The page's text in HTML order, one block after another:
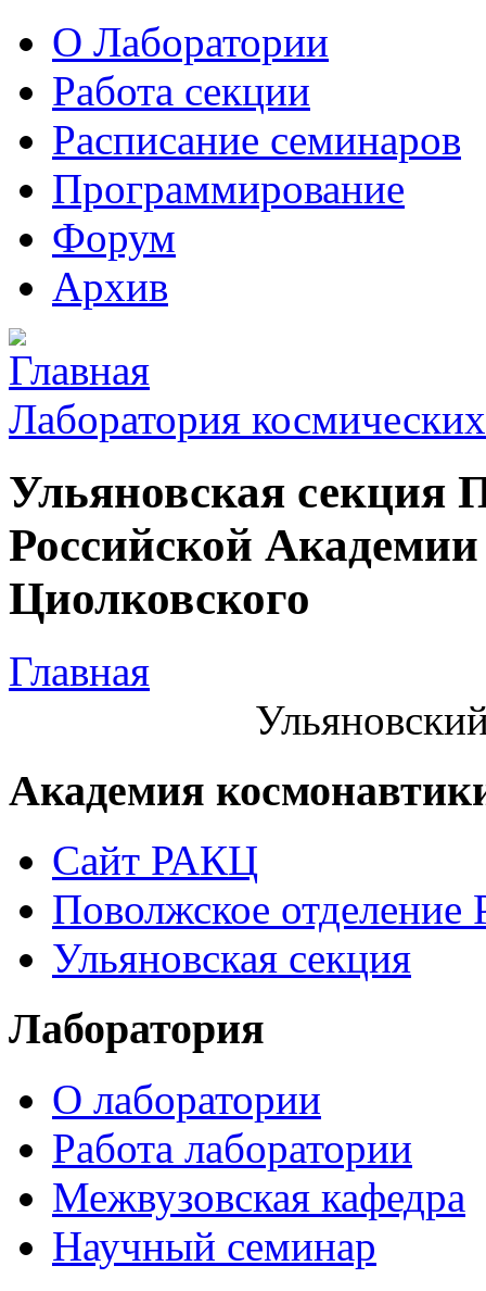
О Лаборатории
Работа секции
Расписание семинаров
Программирование
Форум
Архив
Лаборатория
Ульяновская секция
Российской
Циолковского
Главная
Академия
Сайт РАКЦ
Поволжское
Ульяновская секция
Лаборатория
О лаборатории
Работа лаборатории
Межвузовская кафедра
Научный семинар